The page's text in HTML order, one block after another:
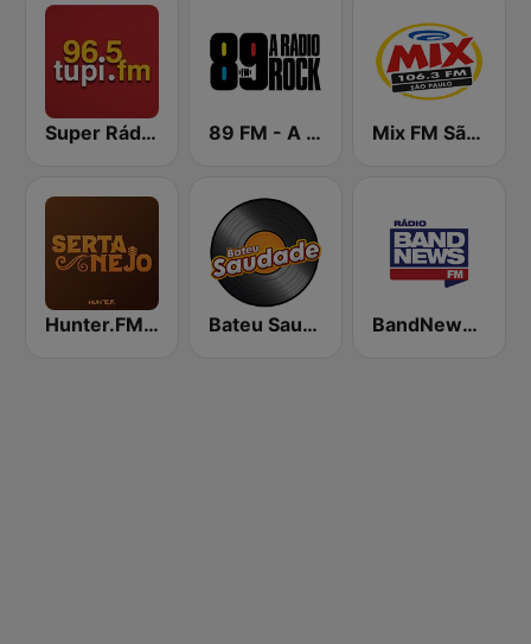
Super Rádio Tupi 89 FM - A Rádio Rock Mix FM São Paulo
Hunter.FM - Sertanejo Bateu Saudade FM Rádio Flashback BandNews FM - 96.9 SP